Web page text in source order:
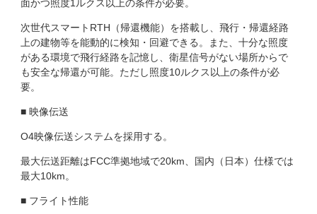
面かつ照度1ルクス以上の条件が必要。
次世代スマートRTH（帰還機能）を搭載し、飛行・帰還経路
上の建物等を能動的に検知・回避できる。また、十分な照度
がある環境で飛行経路を記憶し、衛星信号がない場所からで
も安全な帰還が可能。ただし照度10ルクス以上の条件が必
要。
■ 映像伝送
O4映像伝送システムを採用する。
最大伝送距離はFCC準拠地域で20km、国内（日本）仕様では
最大10km。
■ フライト性能